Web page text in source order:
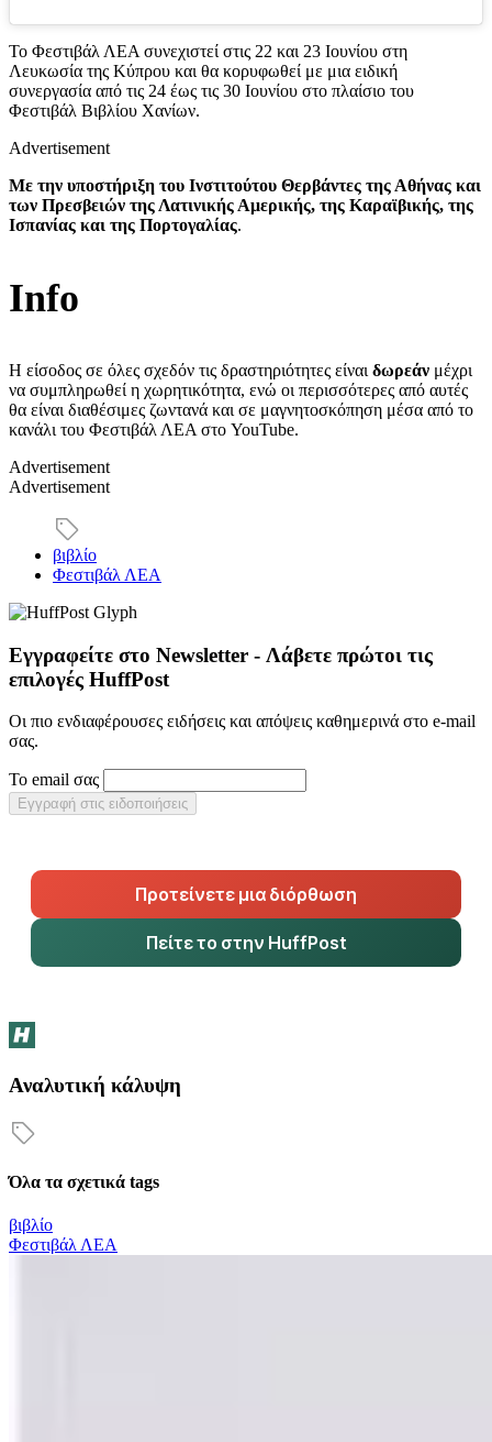
Το Φεστιβάλ ΛΕΑ συνεχιστεί στις 22 και 23 Ιουνίου στη
Λευκωσία της Κύπρου και θα κορυφωθεί με μια ειδική
συνεργασία από τις 24 έως τις 30 Ιουνίου στο πλαίσιο του
Φεστιβάλ Βιβλίου Χανίων.
Advertisement
Με την υποστήριξη του Ινστιτούτου Θερβάντες της Αθήνας και
των Πρεσβειών της Λατινικής Αμερικής, της Καραϊβικής, της
Ισπανίας και της Πορτογαλίας.
Info
Η είσοδος σε όλες σχεδόν τις δραστηριότητες είναι δωρεάν μέχρι
να συμπληρωθεί η χωρητικότητα, ενώ οι περισσότερες από αυτές
θα είναι διαθέσιμες ζωντανά και σε μαγνητοσκόπηση μέσα από το
κανάλι του Φεστιβάλ ΛΕΑ στο YouTube.
Advertisement
Advertisement
βιβλίο
Φεστιβάλ ΛΕΑ
Εγγραφείτε στο Newsletter - Λάβετε πρώτοι τις
επιλογές HuffPost
Οι πιο ενδιαφέρουσες ειδήσεις και απόψεις καθημερινά στο e-mail
σας.
Το email σας
Εγγραφή στις ειδοποιήσεις
Προτείνετε μια διόρθωση
Πείτε το στην HuffPost
Αναλυτική κάλυψη
Όλα τα σχετικά tags
βιβλίο
Φεστιβάλ ΛΕΑ